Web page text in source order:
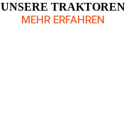
UNSERE TRAKTOREN
MEHR ERFAHREN